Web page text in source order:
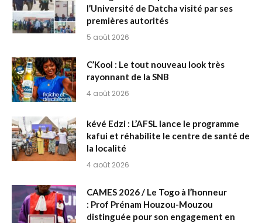
l’Université de Datcha visité par ses
premières autorités
5 août 2026
C’Kool : Le tout nouveau look très
rayonnant de la SNB
4 août 2026
kévé Edzi : L’AFSL lance le programme
kafui et réhabilite le centre de santé de
la localité
4 août 2026
CAMES 2026 / Le Togo à l’honneur
: Prof Prénam Houzou-Mouzou
distinguée pour son engagement en